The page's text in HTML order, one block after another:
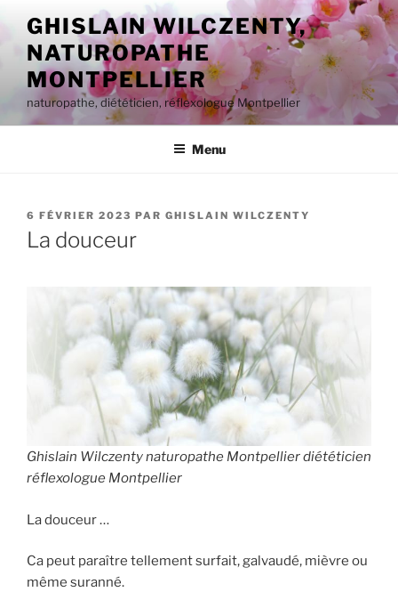
contenu
principal
GHISLAIN WILCZENTY,
NATUROPATHE
MONTPELLIER
naturopathe, diététicien, réflexologue Montpellier
Menu
PUBLIÉ
LE
6 FÉVRIER 2023 PAR GHISLAIN WILCZENTY
La douceur
Ghislain Wilczenty naturopathe Montpellier diététicien
réflexologue Montpellier
La douceur …
Ca peut paraître tellement surfait, galvaudé, mièvre ou
même suranné.